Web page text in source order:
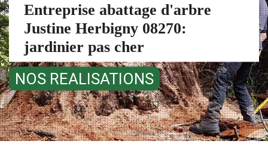
Entreprise abattage d'arbre
Justine Herbigny 08270:
jardinier pas cher
NOS REALISATIONS